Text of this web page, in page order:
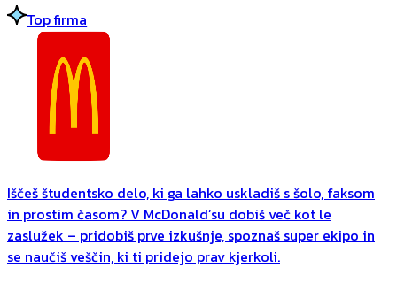
Top firma
Iščeš študentsko delo, ki ga lahko uskladiš s šolo, faksom
in prostim časom? V McDonald’su dobiš več kot le
zaslužek – pridobiš prve izkušnje, spoznaš super ekipo in
se naučiš veščin, ki ti pridejo prav kjerkoli.